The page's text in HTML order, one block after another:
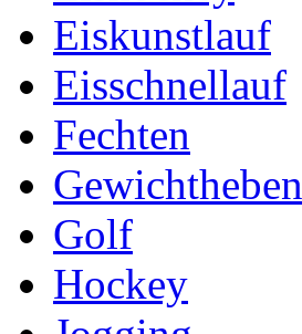
Eiskunstlauf
Eisschnellauf
Fechten
Gewichtheben
Golf
Hockey